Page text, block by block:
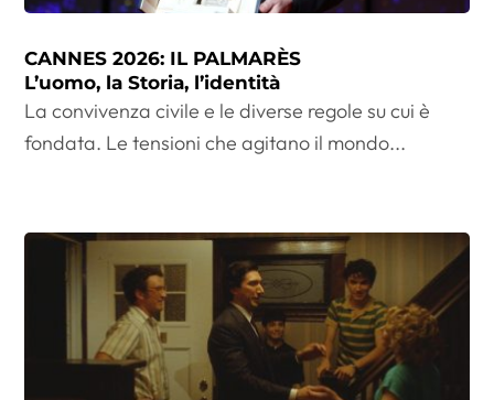
CANNES 2026: IL PALMARÈS
L’uomo, la Storia, l’identità
La convivenza civile e le diverse regole su cui è
fondata. Le tensioni che agitano il mondo...